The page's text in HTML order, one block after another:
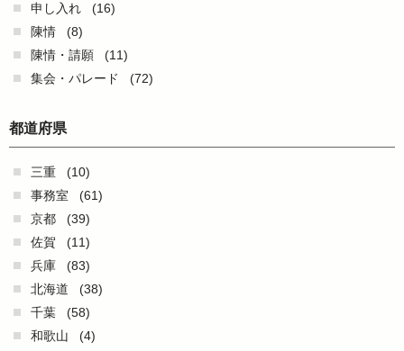
申し入れ
(16)
陳情
(8)
陳情・請願
(11)
集会・パレード
(72)
都道府県
三重
(10)
事務室
(61)
京都
(39)
佐賀
(11)
兵庫
(83)
北海道
(38)
千葉
(58)
和歌山
(4)